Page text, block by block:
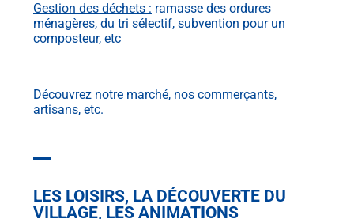
Gestion des déchets : ramasse des ordures
ménagères, du tri sélectif, subvention pour un
composteur, etc
Découvrez notre marché, nos commerçants,
artisans, etc.
LES LOISIRS, LA DÉCOUVERTE DU
VILLAGE, LES ANIMATIONS